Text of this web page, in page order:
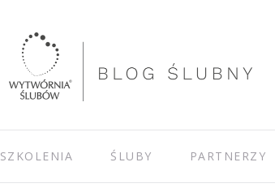
SZKOLENIA ŚLUBY PARTNERZY